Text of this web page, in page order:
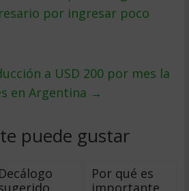
por ingresar poco
a USD 200 por mes la
en Argentina →
puede gustar
Decálogo
Por qué es
importante